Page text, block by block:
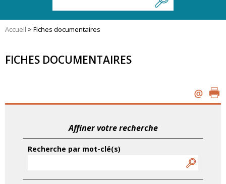
Accueil > Fiches documentaires
FICHES DOCUMENTAIRES
Affiner votre recherche
Recherche par mot-clé(s)